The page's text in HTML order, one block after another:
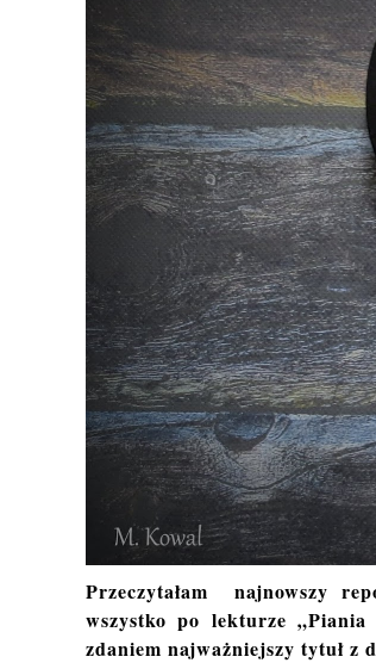
Przeczytałam najnowszy
wszystko po lekturze „Piania
zdaniem najważniejszy tytuł z